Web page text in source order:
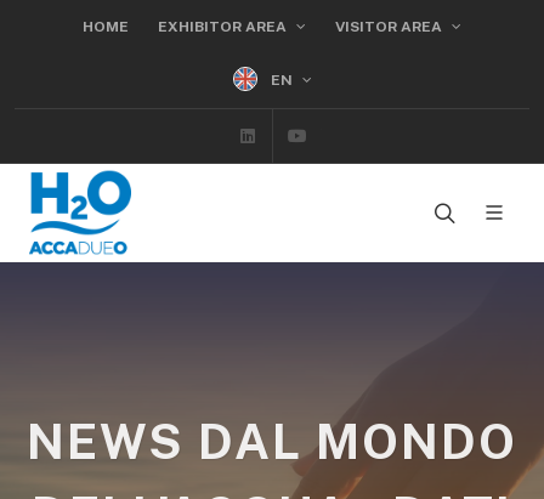
HOME EXHIBITOR AREA VISITOR AREA
EN
Linkedin
NEWS DAL MONDO